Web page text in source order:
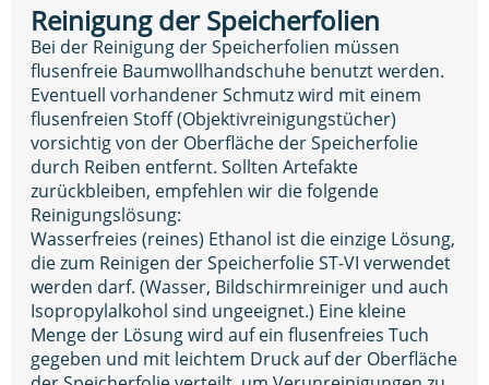
Reinigung der Speicherfolien
Bei der Reinigung der Speicherfolien müssen
flusenfreie Baumwollhandschuhe benutzt werden.
Eventuell vorhandener Schmutz wird mit einem
flusenfreien Stoff (Objektivreinigungstücher)
vorsichtig von der Oberfläche der Speicherfolie
durch Reiben entfernt. Sollten Artefakte
zurückbleiben, empfehlen wir die folgende
Reinigungslösung:
Wasserfreies (reines) Ethanol ist die einzige Lösung,
die zum Reinigen der Speicherfolie ST-VI verwendet
werden darf. (Wasser, Bildschirmreiniger und auch
Isopropylalkohol sind ungeeignet.) Eine kleine
Menge der Lösung wird auf ein flusenfreies Tuch
gegeben und mit leichtem Druck auf der Oberfläche